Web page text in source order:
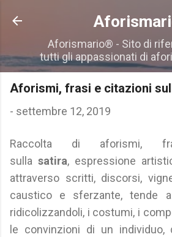
Passa ai contenuti
Aforismario® - Sito di
tutti gli appassionati di
Aforismi, frasi e citazioni
- settembre 12, 2019
Raccolta di aforismi,
sulla satira, espressione
attraverso scritti, discorsi,
caustico e sferzante, tende
ridicolizzandoli, i costumi, i
le convinzioni di un